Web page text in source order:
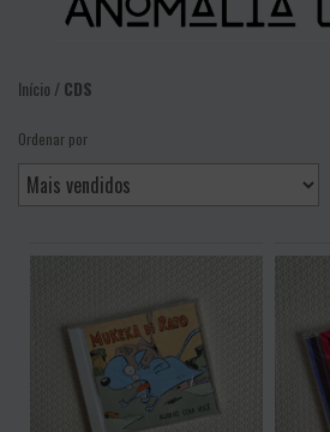
Início /CDS
Ordenar por